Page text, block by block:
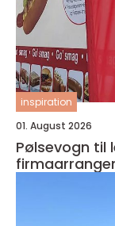
inspiration
01. August 2026
Pølsevogn til